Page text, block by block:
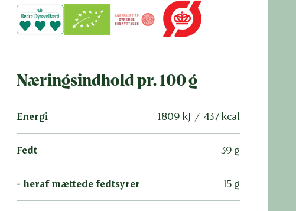
Næringsindhold pr. 100 g
Energi 1809 kJ / 437 kcal
Fedt 39 g
- heraf mættede fedtsyrer 15 g